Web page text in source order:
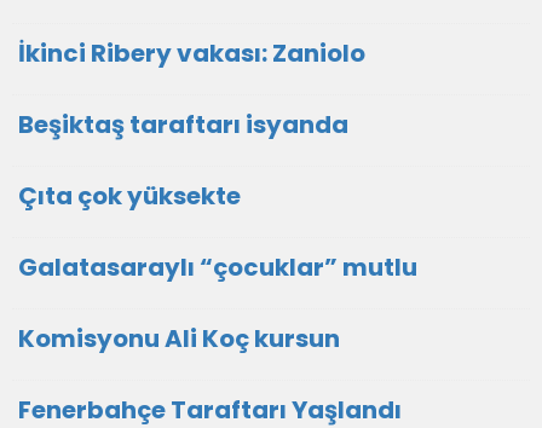
İkinci Ribery vakası: Zaniolo
Beşiktaş taraftarı isyanda
Çıta çok yüksekte
Galatasaraylı “çocuklar” mutlu
Komisyonu Ali Koç kursun­
Fenerbahçe Taraftarı Yaşlandı